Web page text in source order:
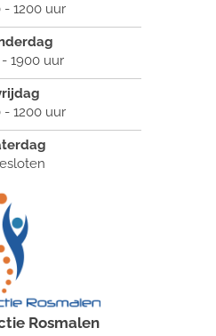
1200 uur
- 1900 uur
1200 uur
Rosmalen